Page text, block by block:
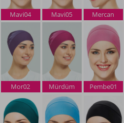
Mavi04 Mavi05 Mercan
Mor02 Mürdüm Pembe01